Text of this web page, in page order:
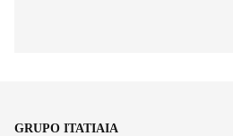
GRUPO ITATIAIA